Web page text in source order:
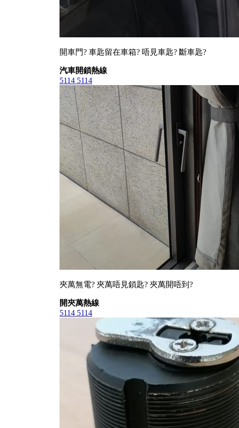
開車門? 車匙留在車箱? 唔見車匙? 斷車匙?
汽車開鎖熱線
5114 5114
夾萬無電? 夾萬唔見鎖匙? 夾萬開唔到?
開夾萬熱線
5114 5114